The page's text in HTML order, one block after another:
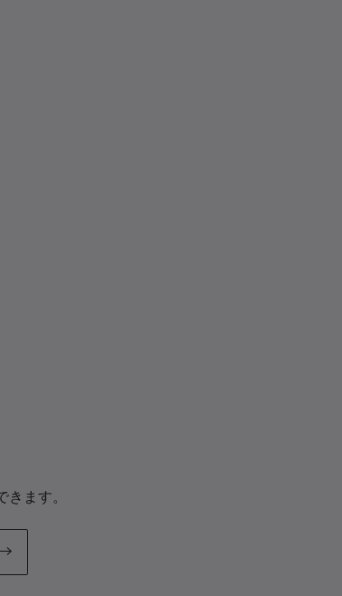
ます。